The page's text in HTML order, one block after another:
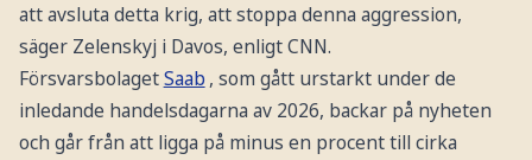
att avsluta detta krig, att stoppa denna aggression,
säger Zelenskyj i Davos, enligt CNN.
FörsvarsbolagetSaab , som gått urstarkt under de
inledande handelsdagarna av 2026, backar på nyheten
och går från att ligga på minus en procent till cirka